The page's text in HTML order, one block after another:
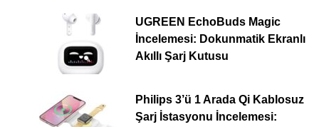
UGREEN EchoBuds Magic
İncelemesi: Dokunmatik Ekranlı
Akıllı Şarj Kutusu
Philips 3’ü 1 Arada Qi Kablosuz
Şarj İstasyonu İncelemesi: